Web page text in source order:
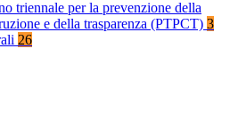
triennale per la prevenzione della
e della trasparenza (PTPCT) 3
26